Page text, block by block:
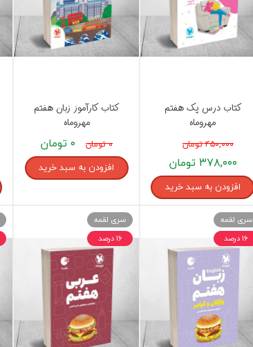
کتب پایه دوازدهم ریاضی فیزیک
کتاب درس پک هفتم
مهروماه
۴۵۰,۰۰۰ تومان
۳۷۸,۰۰۰ تومان
افزودن به سبد خرید
کتاب کارآموز زبان هفتم
مهروماه
۰ تومان
۰ تومان
افزودن به سبد خرید
سری لقمه
۱۶ درصد
سری لقمه
۱۶ درصد